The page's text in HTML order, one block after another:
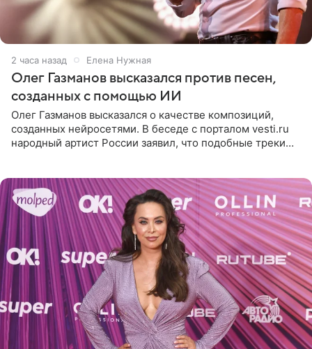
2 часа назад Елена Нужная
Олег Газманов высказался против песен,
созданных с помощью ИИ
Олег Газманов высказался о качестве композиций,
созданных нейросетями. В беседе с порталом vesti.ru
народный артист России заявил, что подобные треки